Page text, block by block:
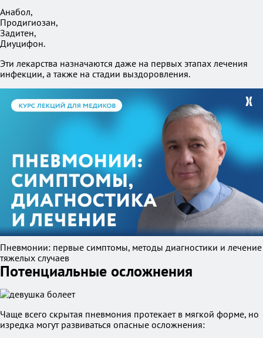
Анабол,
Продигиозан,
Задитен,
Диуцифон.
Эти лекарства назначаются даже на первых этапах лечения
инфекции, а также на стадии выздоровления.
Пневмонии: первые симптомы, методы диагностики и лечение
тяжелых случаев
Потенциальные осложнения
Чаще всего скрытая пневмония протекает в мягкой форме, но
изредка могут развиваться опасные осложнения: